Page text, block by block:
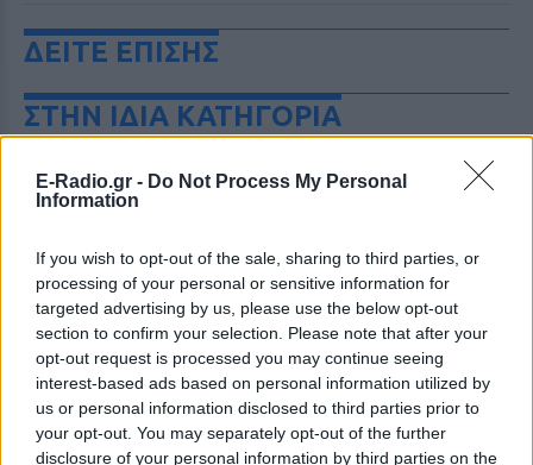
E-Radio.gr - Do Not Process My Personal
Information
If you wish to opt-out of the sale, sharing to third parties, or
processing of your personal or sensitive information for
targeted advertising by us, please use the below opt-out
section to confirm your selection. Please note that after your
opt-out request is processed you may continue seeing
interest-based ads based on personal information utilized by
us or personal information disclosed to third parties prior to
your opt-out. You may separately opt-out of the further
disclosure of your personal information by third parties on the
ΔΕΙΤΕ ΕΠΙΣΗΣ
ΣΤΗΝ ΙΔΙΑ ΚΑΤΗΓΟΡΙΑ
«Θέλω τον μπαμπά μου»: Το
βίντεο της μεθυσμένης οδηγού
ΣΉΜΕΡΑ
Η Jamie Lee Komoroski, με αλκοόλ
τριπλάσιο του νόμιμου ορίου, έπεσε
πάνω στο golf cart των νεόνυμφων στο
Folly Beach - τώρα νέο υλικό από το
αστυνομικό τμήμα αποκαλύπτει τη
συμπεριφορά της λίγο μετά τη μοιραία
σύγκρουση
Τροχαίο στις Σέρρες: «Έχασα τη